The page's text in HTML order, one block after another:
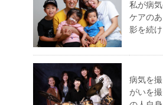
私が病
ケアの
影を続
病気を
がいを